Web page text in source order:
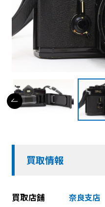
買取情報
買取店舗 奈良支店